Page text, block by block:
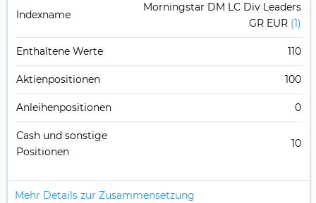
Indexname
Morningstar DM LC Div Leaders
GR EUR (1)
Enthaltene Werte 110
Aktienpositionen 100
Anleihenpositionen 0
Cash und sonstige
Positionen
10
Mehr Details zur Zusammensetzung